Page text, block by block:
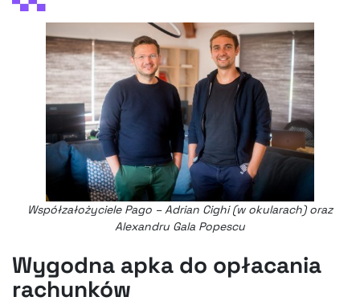
Współzałożyciele Pago – Adrian Cighi (w okularach) oraz
Alexandru Gala Popescu
Wygodna apka do opłacania
rachunków